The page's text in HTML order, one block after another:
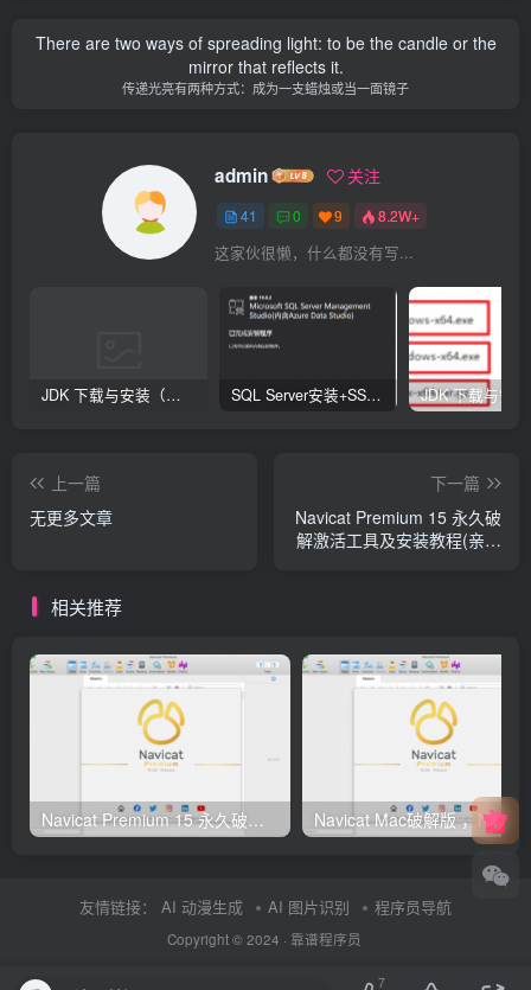
There are two ways of spreading light: to be the candle or the
mirror that reflects it.
传递光亮有两种方式：成为一支蜡烛或当一面镜子
admin 关注
41 0 9 8.2W+
这家伙很懒，什么都没有写...
JDK 下载与安装（资料下载页）-指南 SQL Server安装+SSMS安装（资料下载页）
上一篇
无更多文章
下一篇
Navicat Premium 15 永久破
解激活工具及安装教程(亲测
相关推荐
Navicat Premium 15 永久破解激活工具及安装教程(亲测可用)
友情链接： AI 动漫生成 AI 图片识别 程序员导航
Copyright © 2024 · 靠谱程序员
7